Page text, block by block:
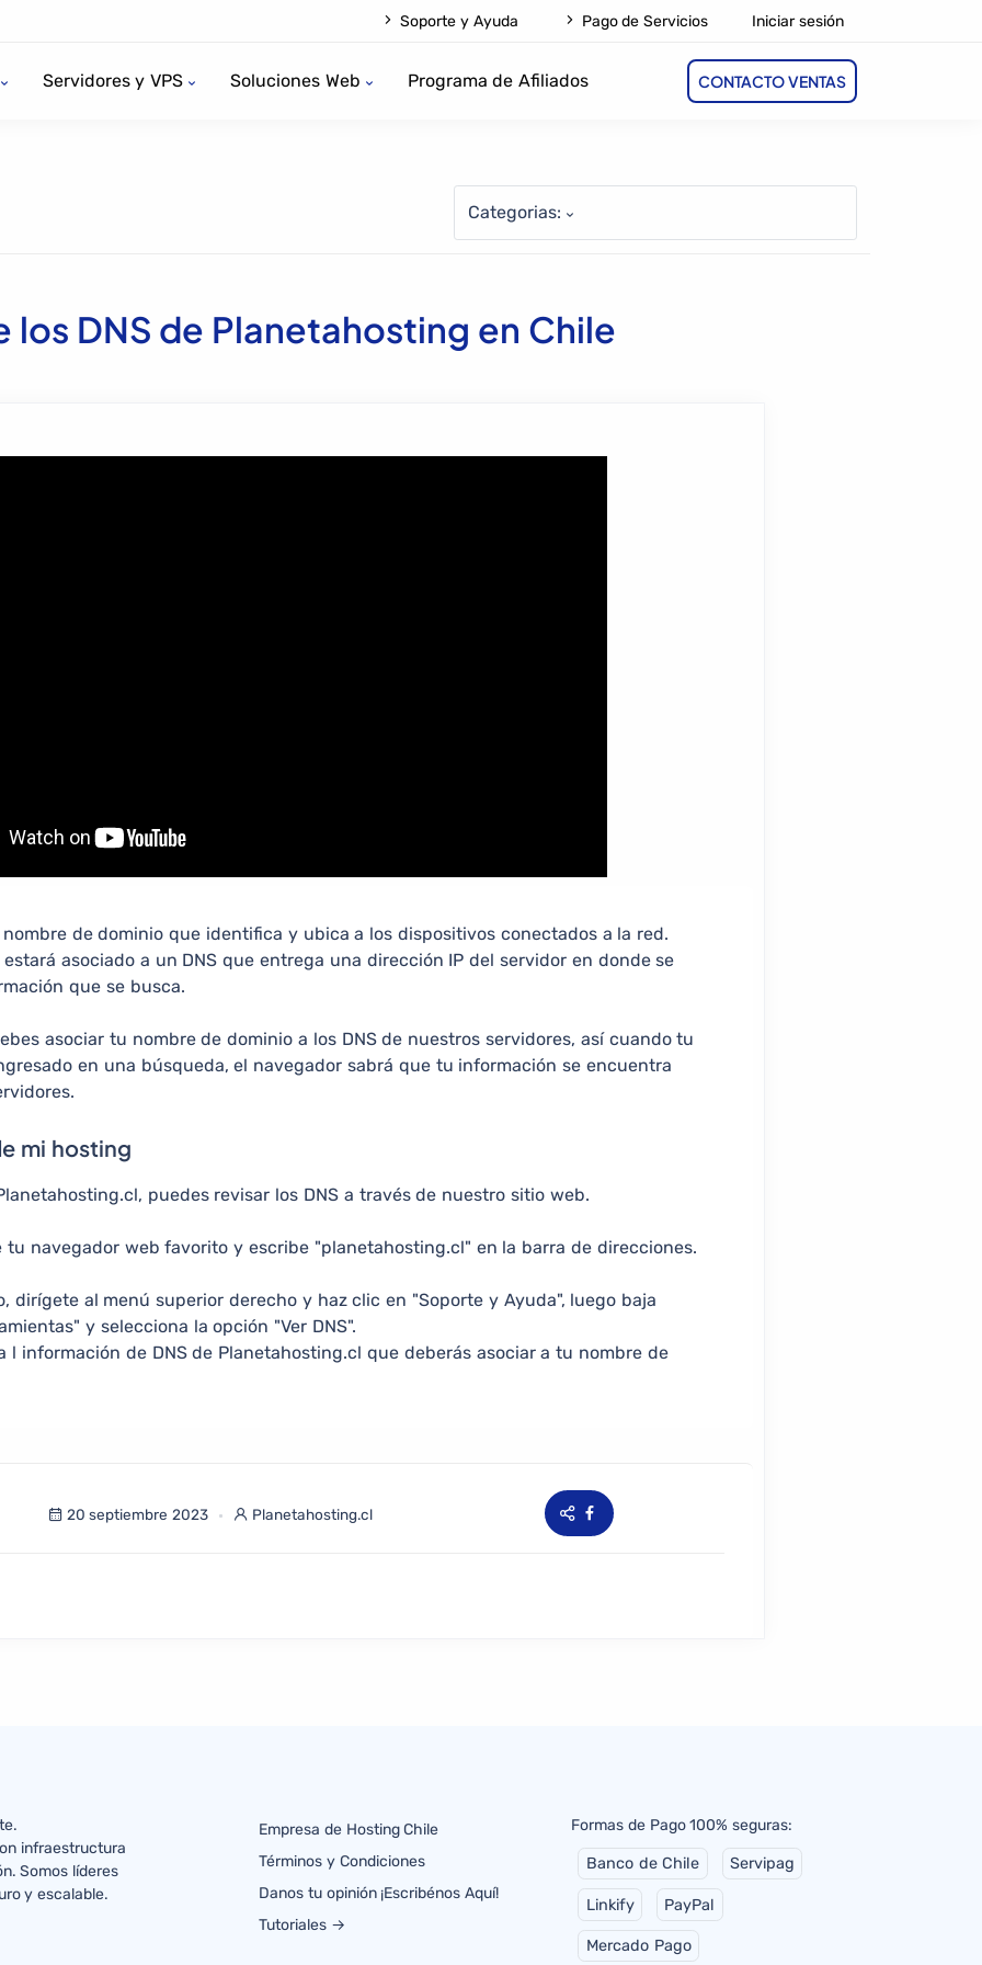
Soporte y Ayuda Pago de Servicios Iniciar sesión
Servidores y VPS Soluciones Web Programa de Afiliados CONTACTO VENTAS
Categorias:
los DNS de Planetahosting en Chile
nombre de dominio que identifica y ubica a los dispositivos conectados a la red.
asociado a un DNS que entrega una dirección IP del servidor en donde se
que se busca.
asociar tu nombre de dominio a los DNS de nuestros servidores, así cuando tu
en una búsqueda, el navegador sabrá que tu información se encuentra
mi hosting
puedes revisar los DNS a través de nuestro sitio web.
tu navegador web favorito y escribe "planetahosting.cl" en la barra de direcciones.
dirígete al menú superior derecho y haz clic en "Soporte y Ayuda", luego baja
y selecciona la opción "Ver DNS".
l información de DNS de Planetahosting.cl que deberás asociar a tu nombre de
20 septiembre 2023 Planetahosting.cl
infraestructura
Somos líderes
y escalable.
Empresa de Hosting Chile
Términos y Condiciones
Danos tu opinión ¡Escribénos Aquí!
Tutoriales →
Formas de Pago 100% seguras:
Banco de Chile Servipag
Linkify PayPal
Mercado Pago